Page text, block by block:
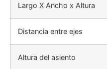
Largo X Ancho x Altura
Distancia entre ejes
Altura del asiento